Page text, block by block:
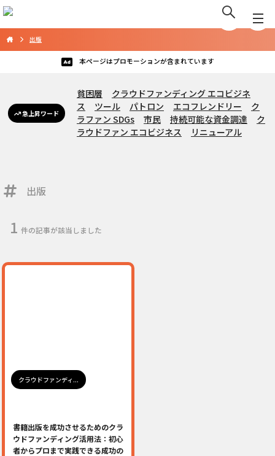
出版
本ページはプロモーションが含まれています
急上昇ワード
貧困層
クラウドファンディング エコビジネ
ス
ツール パトロン エコフレンドリー
ク
ラファン SDGs
市民 持続可能な資金調達
ク
ラウドファン エコビジネス
リニューアル
出版
1 件の記事が該当しました
クラウドファンディ...
書籍出版を成功させるためのクラ
ウドファンディング活用法：初心
者からプロまで実践できる成功の